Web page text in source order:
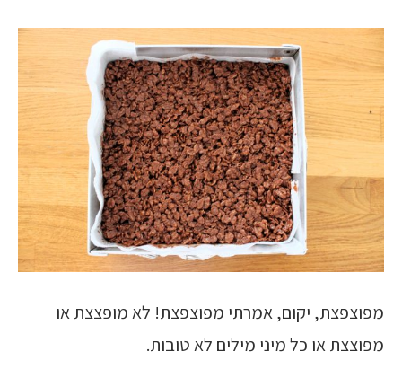
מפוצפצת, יקום, אמרתי מפוצפצת! לא מופצצת או
מפוצצת או כל מיני מילים לא טובות.